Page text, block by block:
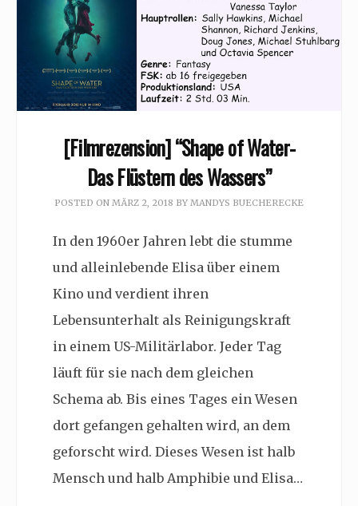
[Filmrezension] “Shape of Water-
Das Flüstern des Wassers”
POSTED ON MÄRZ 2, 2018 BY MANDYS BUECHERECKE
In den 1960er Jahren lebt die stumme
und alleinlebende Elisa über einem
Kino und verdient ihren
Lebensunterhalt als Reinigungskraft
in einem US-Militärlabor. Jeder Tag
läuft für sie nach dem gleichen
Schema ab. Bis eines Tages ein Wesen
dort gefangen gehalten wird, an dem
geforscht wird. Dieses Wesen ist halb
Mensch und halb Amphibie und Elisa…